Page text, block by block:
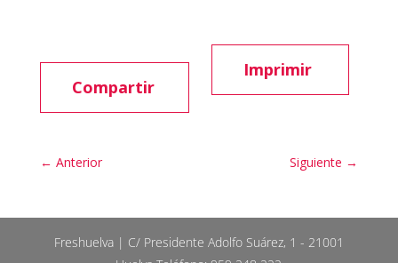
Compartir
Imprimir
← Anterior Siguiente →
Freshuelva | C/ Presidente Adolfo Suárez, 1 - 21001